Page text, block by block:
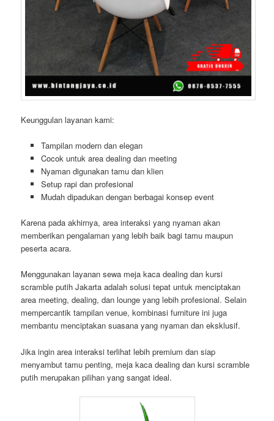
Keunggulan layanan kami:
Tampilan modern dan elegan
Cocok untuk area dealing dan meeting
Nyaman digunakan tamu dan klien
Setup rapi dan profesional
Mudah dipadukan dengan berbagai konsep event
Karena pada akhirnya, area interaksi yang nyaman akan
memberikan pengalaman yang lebih baik bagi tamu maupun
peserta acara.
Menggunakan layanan sewa meja kaca dealing dan kursi
scramble putih Jakarta adalah solusi tepat untuk menciptakan
area meeting, dealing, dan lounge yang lebih profesional. Selain
mempercantik tampilan venue, kombinasi furniture ini juga
membantu menciptakan suasana yang nyaman dan eksklusif.
Jika ingin area interaksi terlihat lebih premium dan siap
menyambut tamu penting, meja kaca dealing dan kursi scramble
putih merupakan pilihan yang sangat ideal.